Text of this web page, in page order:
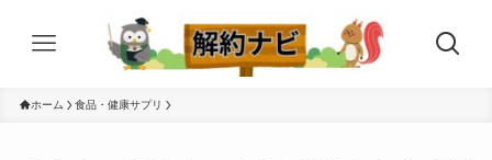
ホーム 食品・健康サプリ